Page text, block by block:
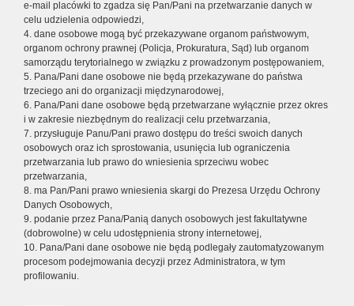
e-mail placówki to zgadza się Pan/Pani na przetwarzanie danych w
celu udzielenia odpowiedzi,
4. dane osobowe mogą być przekazywane organom państwowym,
organom ochrony prawnej (Policja, Prokuratura, Sąd) lub organom
samorządu terytorialnego w związku z prowadzonym postępowaniem,
5. Pana/Pani dane osobowe nie będą przekazywane do państwa
trzeciego ani do organizacji międzynarodowej,
6. Pana/Pani dane osobowe będą przetwarzane wyłącznie przez okres
i w zakresie niezbędnym do realizacji celu przetwarzania,
7. przysługuje Panu/Pani prawo dostępu do treści swoich danych
osobowych oraz ich sprostowania, usunięcia lub ograniczenia
przetwarzania lub prawo do wniesienia sprzeciwu wobec
przetwarzania,
8. ma Pan/Pani prawo wniesienia skargi do Prezesa Urzędu Ochrony
Danych Osobowych,
9. podanie przez Pana/Panią danych osobowych jest fakultatywne
(dobrowolne) w celu udostępnienia strony internetowej,
10. Pana/Pani dane osobowe nie będą podlegały zautomatyzowanym
procesom podejmowania decyzji przez Administratora, w tym
profilowaniu.